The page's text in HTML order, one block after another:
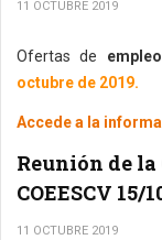
11 OCTUBRE 2019
Ofertas de
octubre de 2019.
Accede a la
Reunión de
COEESCV 15/
11 OCTUBRE 2019